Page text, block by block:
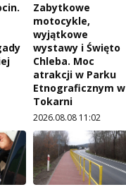
Zabytkowe
motocykle,
wyjątkowe
wystawy i Święto
Chleba. Moc
atrakcji w Parku
Etnograficznym w
Tokarni
2026.08.08 11:02